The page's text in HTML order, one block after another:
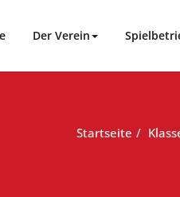
Der Verein
Startseite